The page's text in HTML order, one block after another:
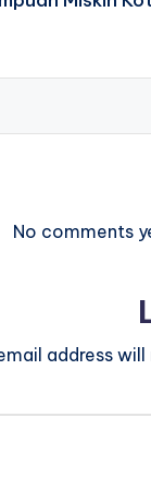
No comments
address